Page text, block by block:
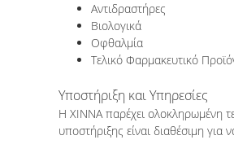
Αντιδραστήρες
Βιολογικά
Οφθαλμία
Τελικό Φαρμακευτικό
Υποστήριξη και Υπηρεσίες
Η XINNA παρέχει ολοκληρωμένη
υποστήριξης είναι διαθέσιμη